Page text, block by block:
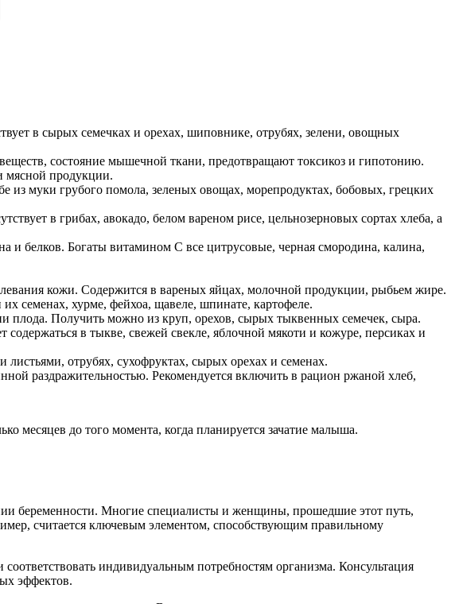
в сырых семечках и орехах, шиповнике, отрубях, зелени, овощных
состояние мышечной ткани, предотвращают токсикоз и гипотонию.
мясной продукции.
из муки грубого помола, зеленых овощах, морепродуктах, бобовых, грецких
в грибах, авокадо, белом вареном рисе, цельнозерновых сортах хлеба, а
и белков. Богаты витамином C все цитрусовые, черная смородина, калина,
кожи. Содержится в вареных яйцах, молочной продукции, рыбьем жире.
семенах, хурме, фейхоа, щавеле, шпинате, картофеле.
плода. Получить можно из круп, орехов, сырых тыквенных семечек, сыра.
в тыкве, свежей свекле, яблочной мякоти и кожуре, персиках и
листьями, отрубях, сухофруктах, сырых орехах и семенах.
раздражительностью. Рекомендуется включить в рацион ржаной хлеб,
месяцев до того момента, когда планируется зачатие малыша.
беременности. Многие специалисты и женщины, прошедшие этот путь,
считается ключевым элементом, способствующим правильному
индивидуальным потребностям организма. Консультация
эффектов.